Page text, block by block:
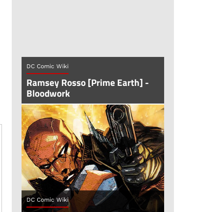
DC Comic Wiki
Ramsey Rosso [Prime Earth] -
Bloodwork
DC Comic Wiki